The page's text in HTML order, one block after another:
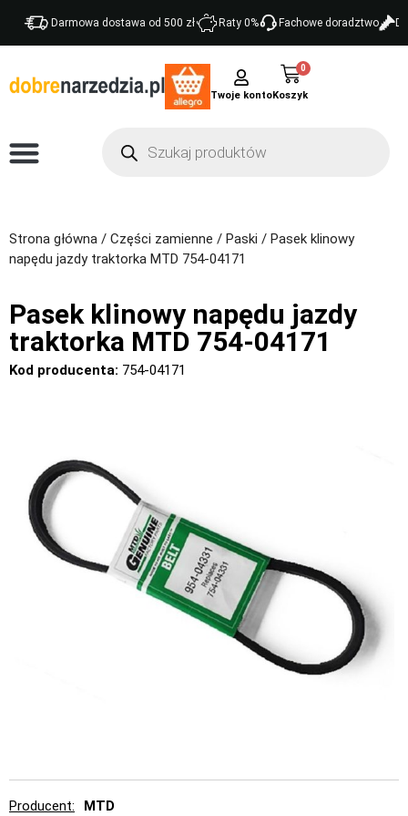
Darmowa dostawa od 500 zł Raty 0% Fachowe doradztwo
Twoje konto
0
Strona główna / Części zamienne / Paski / Pasek klinowy
napędu jazdy traktorka MTD 754-04171
Pasek klinowy napędu jazdy
traktorka MTD 754-04171
Kod producenta: 754-04171
Producent MTD